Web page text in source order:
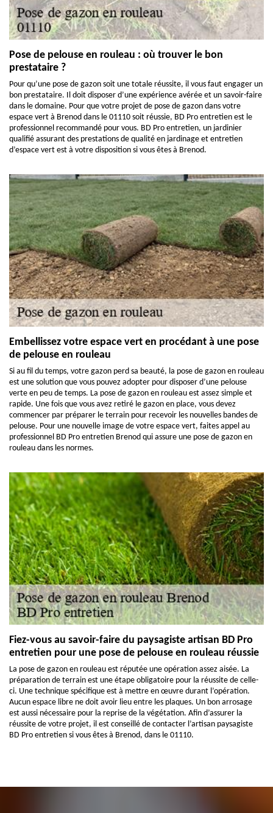
Pose de pelouse en rouleau : où trouver le bon
prestataire ?
Pour qu’une pose de gazon soit une totale réussite, il vous faut engager un
bon prestataire. Il doit disposer d’une expérience avérée et un savoir-faire
dans le domaine. Pour que votre projet de pose de gazon dans votre
espace vert à Brenod dans le 01110 soit réussie, BD Pro entretien est le
professionnel recommandé pour vous. BD Pro entretien, un jardinier
qualifié assurant des prestations de qualité en jardinage et entretien
d’espace vert est à votre disposition si vous êtes à Brenod.
Embellissez votre espace vert en procédant à une pose
de pelouse en rouleau
Si au fil du temps, votre gazon perd sa beauté, la pose de gazon en rouleau
est une solution que vous pouvez adopter pour disposer d’une pelouse
verte en peu de temps. La pose de gazon en rouleau est assez simple et
rapide. Une fois que vous avez retiré le gazon en place, vous devez
commencer par préparer le terrain pour recevoir les nouvelles bandes de
pelouse. Pour une nouvelle image de votre espace vert, faites appel au
professionnel BD Pro entretien Brenod qui assure une pose de gazon en
rouleau dans les normes.
Fiez-vous au savoir-faire du paysagiste artisan BD Pro
entretien pour une pose de pelouse en rouleau réussie
La pose de gazon en rouleau est réputée une opération assez aisée. La
préparation de terrain est une étape obligatoire pour la réussite de celle-
ci. Une technique spécifique est à mettre en œuvre durant l’opération.
Aucun espace libre ne doit avoir lieu entre les plaques. Un bon arrosage
est aussi nécessaire pour la reprise de la végétation. Afin d’assurer la
réussite de votre projet, il est conseillé de contacter l’artisan paysagiste
BD Pro entretien si vous êtes à Brenod, dans le 01110.